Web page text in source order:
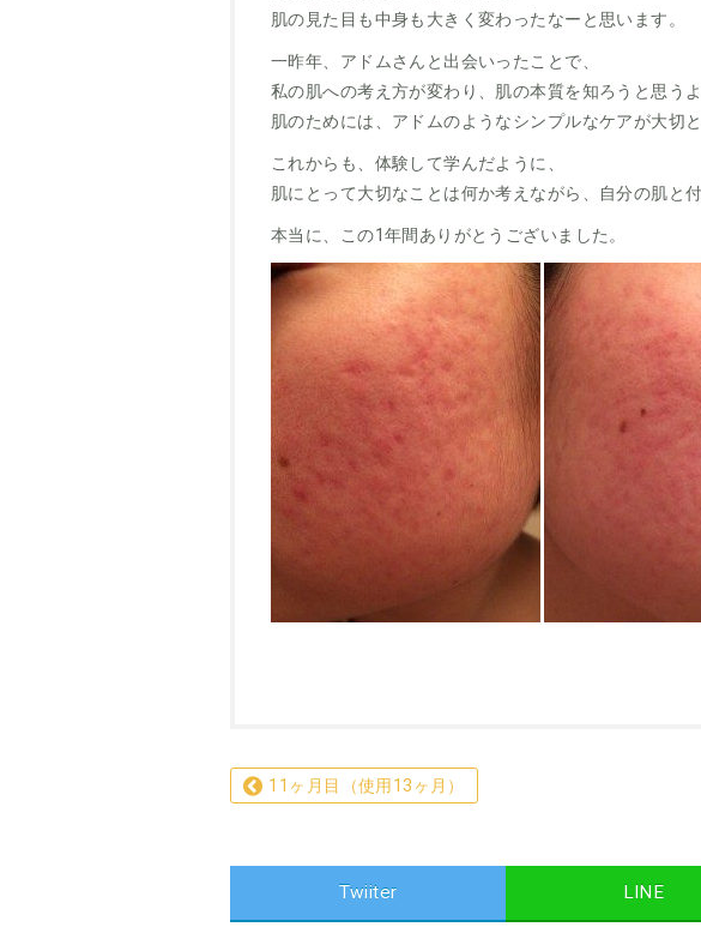
肌の見た目も中身も大きく変わったなーと思います。
一昨年、アドムさんと出会いったことで、
私の肌への考え方が変わり、肌の本質を知ろうと思う
肌のためには、アドムのようなシンプルなケアが大切
これからも、体験して学んだように、
肌にとって大切なことは何か考えながら、自分の肌と
本当に、この1年間ありがとうございました。
11ヶ月目（使用13ヶ月）
Twiiter LINE